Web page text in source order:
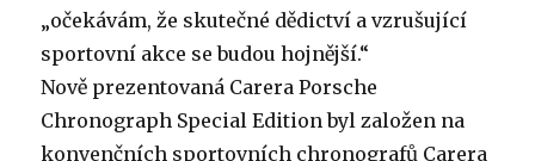
„očekávám, že skutečné dědictví a vzrušující
sportovní akce se budou hojnější.“
Nově prezentovaná Carera Porsche
Chronograph Special Edition byl založen na
konvenčních sportovních chronografů Carera